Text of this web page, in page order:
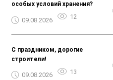
особых условий хранения?
09.08.2026 12
С праздником, дорогие
строители!
09.08.2026 13